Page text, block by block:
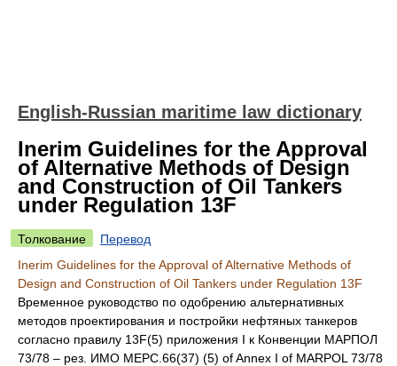
English-Russian maritime law dictionary
Inerim Guidelines for the Approval
of Alternative Methods of Design
and Construction of Oil Tankers
under Regulation 13F
Толкование
Перевод
Inerim Guidelines for the Approval of Alternative Methods of
Design and Construction of Oil Tankers under Regulation 13F
Временное руководство по одобрению альтернативных
методов проектирования и постройки нефтяных танкеров
согласно правилу 13F(5) приложения I к Конвенции МАРПОЛ
73/78 – рез. ИМО MEPC.66(37) (5) of Annex I of MARPOL 73/78